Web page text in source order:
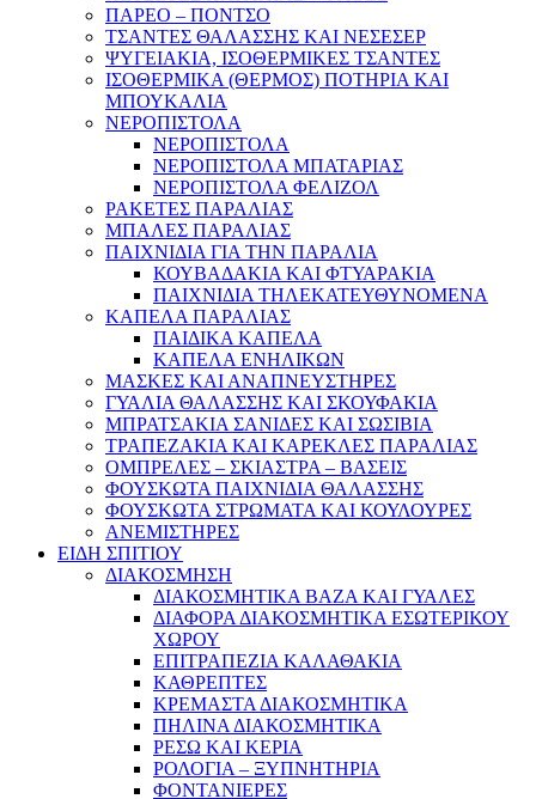
ΠΑΡΕΟ – ΠΟΝΤΣΟ
ΤΣΑΝΤΕΣ ΘΑΛΑΣΣΗΣ ΚΑΙ ΝΕΣΕΣΕΡ
ΨΥΓΕΙΑΚΙΑ, ΙΣΟΘΕΡΜΙΚΕΣ ΤΣΑΝΤΕΣ
ΙΣΟΘΕΡΜΙΚΑ (ΘΕΡΜΟΣ) ΠΟΤΗΡΙΑ ΚΑΙ
ΜΠΟΥΚΑΛΙΑ
ΝΕΡΟΠΙΣΤΟΛΑ
ΝΕΡΟΠΙΣΤΟΛΑ
ΝΕΡΟΠΙΣΤΟΛΑ ΜΠΑΤΑΡΙΑΣ
ΝΕΡΟΠΙΣΤΟΛΑ ΦΕΛΙΖΟΛ
ΡΑΚΕΤΕΣ ΠΑΡΑΛΙΑΣ
ΜΠΑΛΕΣ ΠΑΡΑΛΙΑΣ
ΠΑΙΧΝΙΔΙΑ ΓΙΑ ΤΗΝ ΠΑΡΑΛΙΑ
ΚΟΥΒΑΔΑΚΙΑ ΚΑΙ ΦΤΥΑΡΑΚΙΑ
ΠΑΙΧΝΙΔΙΑ ΤΗΛΕΚΑΤΕΥΘΥΝΟΜΕΝΑ
ΚΑΠΕΛΑ ΠΑΡΑΛΙΑΣ
ΠΑΙΔΙΚΑ ΚΑΠΕΛΑ
ΚΑΠΕΛΑ ΕΝΗΛΙΚΩΝ
ΜΑΣΚΕΣ ΚΑΙ ΑΝΑΠΝΕΥΣΤΗΡΕΣ
ΓΥΑΛΙΑ ΘΑΛΑΣΣΗΣ ΚΑΙ ΣΚΟΥΦΑΚΙΑ
ΜΠΡΑΤΣΑΚΙΑ ΣΑΝΙΔΕΣ ΚΑΙ ΣΩΣΙΒΙΑ
ΤΡΑΠΕΖΑΚΙΑ ΚΑΙ ΚΑΡΕΚΛΕΣ ΠΑΡΑΛΙΑΣ
ΟΜΠΡΕΛΕΣ – ΣΚΙΑΣΤΡΑ – ΒΑΣΕΙΣ
ΦΟΥΣΚΩΤΑ ΠΑΙΧΝΙΔΙΑ ΘΑΛΑΣΣΗΣ
ΦΟΥΣΚΩΤΑ ΣΤΡΩΜΑΤΑ ΚΑΙ ΚΟΥΛΟΥΡΕΣ
ΑΝΕΜΙΣΤΗΡΕΣ
ΕΙΔΗ ΣΠΙΤΙΟΥ
ΔΙΑΚΟΣΜΗΣΗ
ΔΙΑΚΟΣΜΗΤΙΚΑ ΒΑΖΑ ΚΑΙ ΓΥΑΛΕΣ
ΔΙΑΦΟΡΑ ΔΙΑΚΟΣΜΗΤΙΚΑ ΕΣΩΤΕΡΙΚΟΥ
ΧΩΡΟΥ
ΕΠΙΤΡΑΠΕΖΙΑ ΚΑΛΑΘΑΚΙΑ
ΚΑΘΡΕΠΤΕΣ
ΚΡΕΜΑΣΤΑ ΔΙΑΚΟΣΜΗΤΙΚΑ
ΠΗΛΙΝΑ ΔΙΑΚΟΣΜΗΤΙΚΑ
ΡΕΣΩ ΚΑΙ ΚΕΡΙΑ
ΡΟΛΟΓΙΑ – ΞΥΠΝΗΤΗΡΙΑ
ΦΟΝΤΑΝΙΕΡΕΣ